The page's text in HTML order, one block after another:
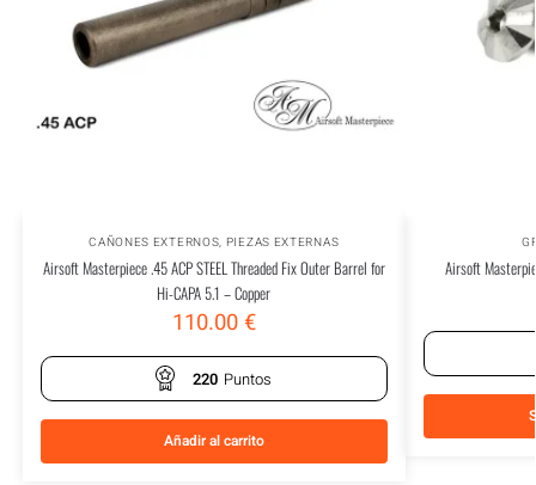
CAÑONES EXTERNOS, PIEZAS EXTERNAS
Airsoft Masterpiece .45 ACP STEEL Threaded Fix Outer Barrel for
Hi-CAPA 5.1 – Copper
110.00€
220 Puntos
Añadir al carrito
Airsoft